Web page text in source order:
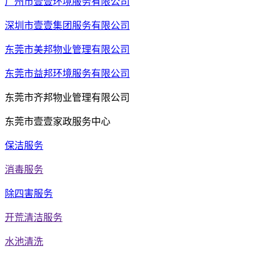
深圳市壹壹集团服务有限公司
东莞市美邦物业管理有限公司
东莞市益邦环境服务有限公司
东莞市齐邦物业管理有限公司
东莞市壹壹家政服务中心
保洁服务
消毒服务
除四害服务
开荒清洁服务
水池清洗